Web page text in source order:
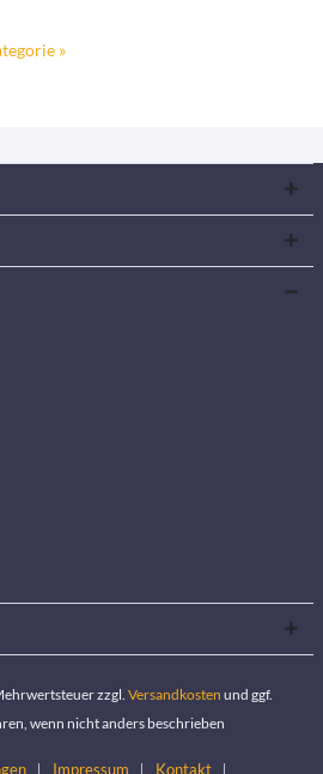
»
zzgl. Versandkosten und ggf.
wenn nicht anders beschrieben
Impressum Kontakt